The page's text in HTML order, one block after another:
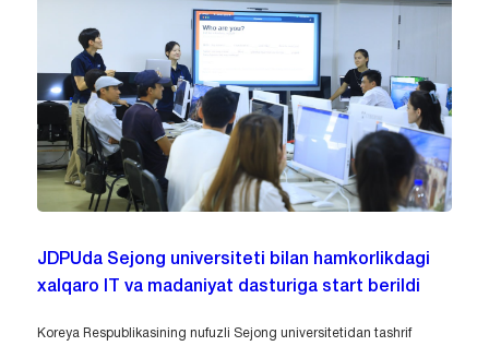
JDPUda Sejong universiteti bilan hamkorlikdagi
xalqaro IT va madaniyat dasturiga start berildi
Koreya Respublikasining nufuzli Sejong universitetidan tashrif